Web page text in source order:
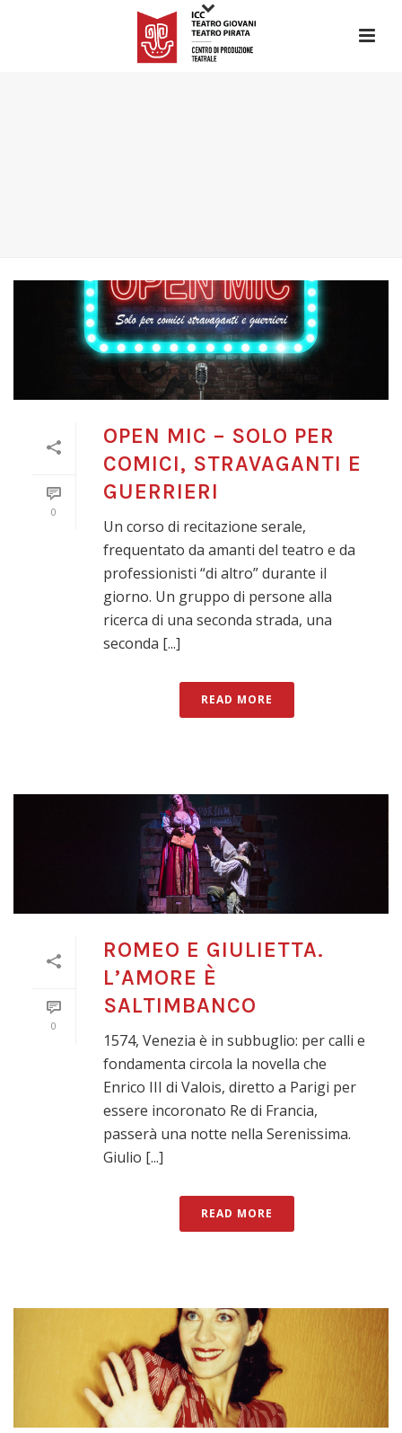
0
OPEN MIC – SOLO PER
COMICI, STRAVAGANTI E
GUERRIERI
Un corso di recitazione serale,
frequentato da amanti del teatro e da
professionisti “di altro” durante il
giorno. Un gruppo di persone alla
ricerca di una seconda strada, una
seconda [...]
READ MORE
0
ROMEO E GIULIETTA.
L’AMORE È
SALTIMBANCO
1574, Venezia è in subbuglio: per calli e
fondamenta circola la novella che
Enrico III di Valois, diretto a Parigi per
essere incoronato Re di Francia,
passerà una notte nella Serenissima.
Giulio [...]
READ MORE